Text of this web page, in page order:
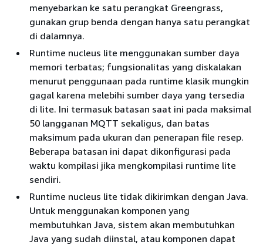
menyebarkan ke satu perangkat Greengrass,
gunakan grup benda dengan hanya satu perangkat
di dalamnya.
Runtime nucleus lite menggunakan sumber daya
memori terbatas; fungsionalitas yang diskalakan
menurut penggunaan pada runtime klasik mungkin
gagal karena melebihi sumber daya yang tersedia
di lite. Ini termasuk batasan saat ini pada maksimal
50 langganan MQTT sekaligus, dan batas
maksimum pada ukuran dan penerapan file resep.
Beberapa batasan ini dapat dikonfigurasi pada
waktu kompilasi jika mengkompilasi runtime lite
sendiri.
Runtime nucleus lite tidak dikirimkan dengan Java.
Untuk menggunakan komponen yang
membutuhkan Java, sistem akan membutuhkan
Java yang sudah diinstal, atau komponen dapat